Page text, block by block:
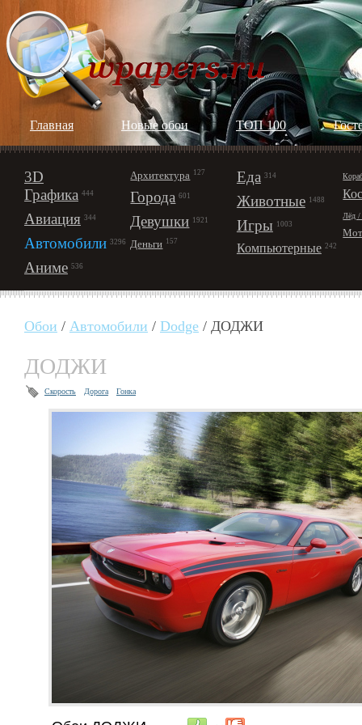
Главная Новые обои ТОП 100
3D
Графика 444
Авиация 344
Автомобили 3296
Аниме 536
Архитектура 127
Города 601
Девушки 1921
Деньги 157
Еда 314
Животные 1488
Игры 1003
Компьютерные 242
Лёд
Обои / Автомобили / Dodge / ДОДЖИ
ДОДЖИ
Скорость Дорога Гонка